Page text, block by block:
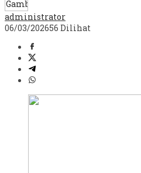
administrator
06/03/202656 Dilihat